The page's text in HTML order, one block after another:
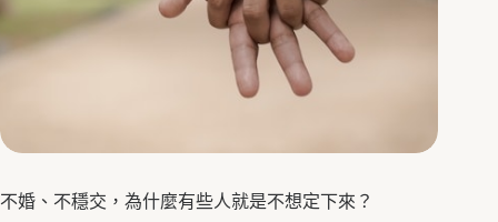
不婚、不穩交，為什麼有些人就是不想定下來？